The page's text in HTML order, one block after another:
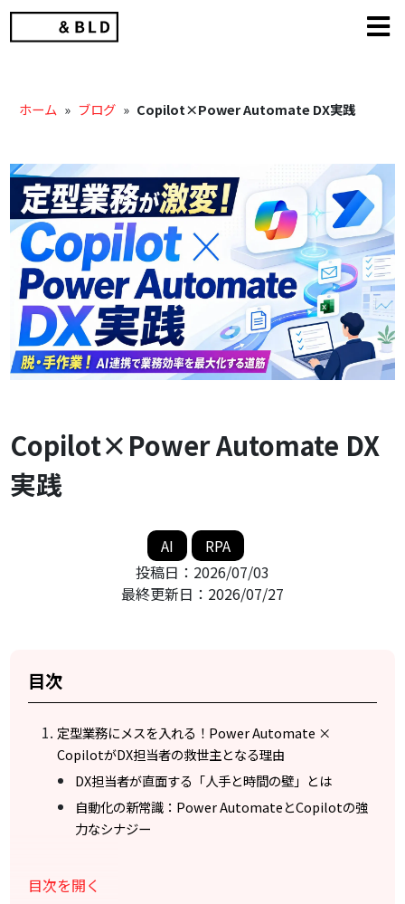
Skip
content
ホーム » ブログ » Copilot×Power Automate DX実践
Copilot×Power Automate DX
実践
AI
RPA
投稿日： 2026/07/03
最終更新日： 2026/07/27
目次
定型業務にメスを入れる！Power Automate ×
CopilotがDX担当者の救世主となる理由
DX担当者が直面する「人手と時間の壁」とは
自動化の新常識：Power AutomateとCopilotの強
力なシナジー
Power AutomateとCopilot、それぞれの「武器」を理
目次を開く